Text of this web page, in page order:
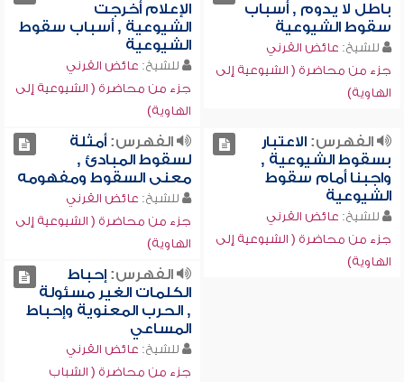
باطل لا يدوم , أسباب
سقوط الشيوعية
للشيخ: عائض القرني
جزء من محاضرة ( الشيوعية إلى
الهاوية)
الإعلام أخرجت
الشيوعية , أسباب سقوط
الشيوعية
للشيخ: عائض القرني
جزء من محاضرة ( الشيوعية إلى
الهاوية)
الفهرس:الاعتبار
بسقوط الشيوعية ,
واجبنا أمام سقوط
الشيوعية
للشيخ: عائض القرني
جزء من محاضرة ( الشيوعية إلى
الهاوية)
الفهرس:أمثلة
لسقوط المبادئ ,
معنى السقوط ومفهومه
للشيخ: عائض القرني
جزء من محاضرة ( الشيوعية إلى
الهاوية)
الفهرس:إحباط
الكلمات الغير مسئولة
, الحرب المعنوية وإحباط
المساعي
للشيخ: عائض القرني
جزء من محاضرة ( الشباب